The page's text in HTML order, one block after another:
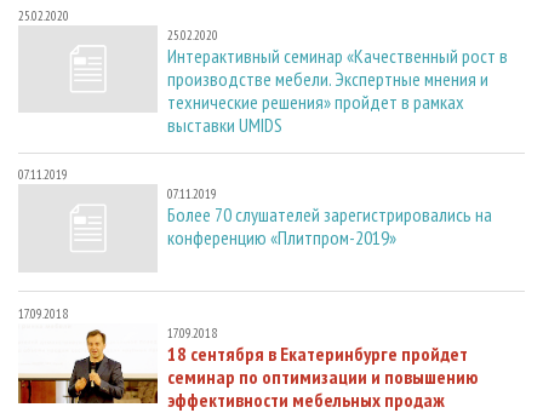
25.02.2020
25.02.2020
Интерактивный семинар «Качественный рост в
производстве мебели. Экспертные мнения и
технические решения» пройдет в рамках
выставки UMIDS
07.11.2019
07.11.2019
Более 70 слушателей зарегистрировались на
конференцию «Плитпром-2019»
17.09.2018
17.09.2018
18 сентября в Екатеринбурге пройдет
семинар по оптимизации и повышению
эффективности мебельных продаж